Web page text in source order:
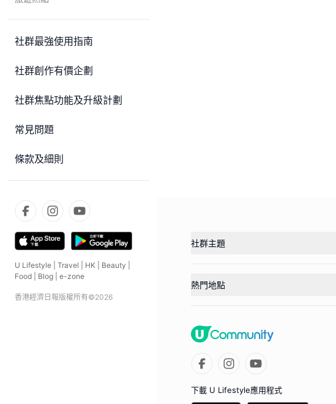
社群最強使用指南
社群創作有價企劃
社群焦點功能及升級計劃
常見問題
條款及細則
U Lifestyle Travel HK Beauty
Food
Blog e-zone
香港經濟日報版權所有©2026
社群主題
熱門地點
下載 U Lifestyle應用程式